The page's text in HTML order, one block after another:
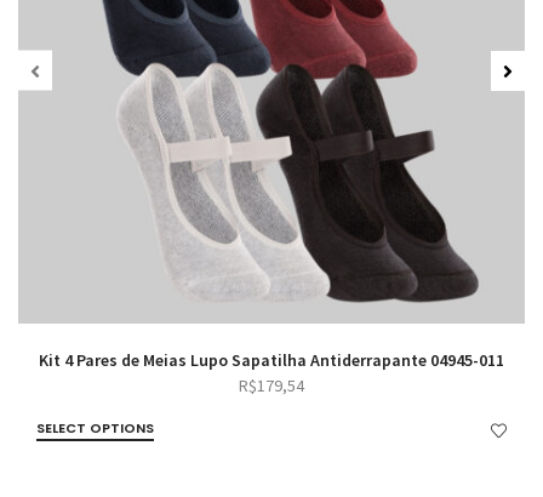
Kit 4 Pares de Meias Lupo Sapatilha Antiderrapante 04945-011
R$179,54
SELECT OPTIONS